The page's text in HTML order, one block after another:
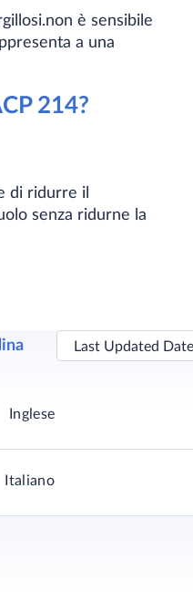
è sensibile
a una
214?
di ridurre il
senza ridurne la
Inglese
Italiano